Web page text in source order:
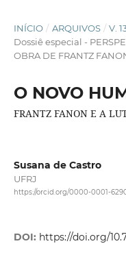
INÍCIO / ARQUIVOS / V.
Dossiê especial -
OBRA DE FRANTZ
O NOVO
FRANTZ FANON E A
Susana de Castro
UFRJ
https://orcid.org/0000-0001-
DOI: https://doi.org/